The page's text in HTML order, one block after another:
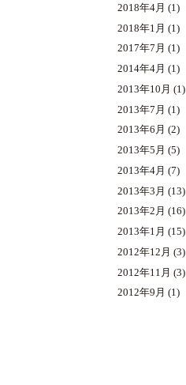
2018年4月 (1)
2018年1月 (1)
2017年7月 (1)
2014年4月 (1)
2013年10月 (1)
2013年7月 (1)
2013年6月 (2)
2013年5月 (5)
2013年4月 (7)
2013年3月 (13)
2013年2月 (16)
2013年1月 (15)
2012年12月 (3)
2012年11月 (3)
2012年9月 (1)